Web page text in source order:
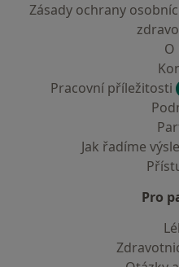
Zásady ochrany
O
Pracovní příležitosti
Jak řadíme
Pro